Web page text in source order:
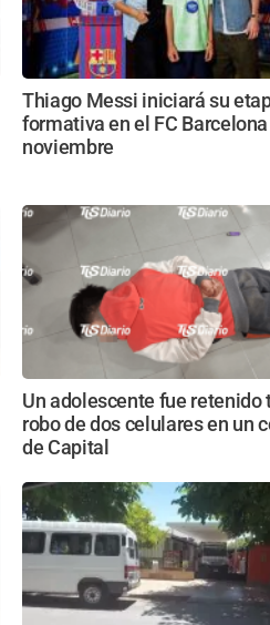
Thiago Messi iniciará su
formativa en el FC Barcelona
noviembre
Un adolescente fue retenido
robo de dos celulares en un
de Capital